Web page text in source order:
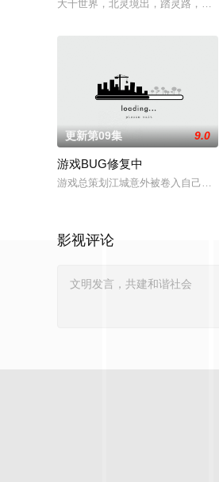
大千世界，北灵境出，踏灵路，伐
更新第09集 9.0
游戏BUG修复中
游戏总策划江城意外被卷入自己设
影视评论